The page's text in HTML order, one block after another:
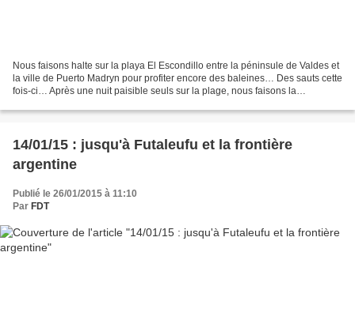
Nous faisons halte sur la playa El Escondillo entre la péninsule de Valdes et
la ville de Puerto Madryn pour profiter encore des baleines… Des sauts cette
fois-ci… Après une nuit paisible seuls sur la plage, nous faisons la
14/01/15 : jusqu'à Futaleufu et la frontière
argentine
Publié le 26/01/2015 à 11:10
Par FDT